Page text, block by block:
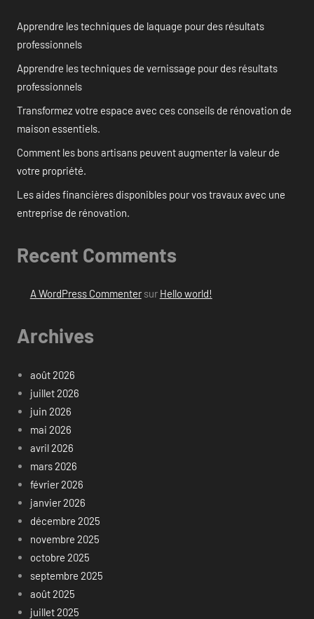
Apprendre les techniques de laquage pour des résultats
professionnels
Apprendre les techniques de vernissage pour des résultats
professionnels
Transformez votre espace avec ces conseils de rénovation de
maison essentiels.
Comment les bons artisans peuvent augmenter la valeur de
votre propriété.
Les aides financières disponibles pour vos travaux avec une
entreprise de rénovation.
Recent Comments
A WordPress Commentersur Hello world!
Archives
août 2026
juillet 2026
juin 2026
mai 2026
avril 2026
mars 2026
février 2026
janvier 2026
décembre 2025
novembre 2025
octobre 2025
septembre 2025
août 2025
juillet 2025